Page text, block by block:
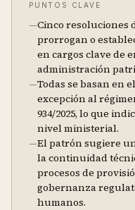
PUNTOS CLAVE
—Cinco resoluciones
prorrogan o
en cargos clave de
administración
—Todas se basan en
excepción al
934/2025, lo que
nivel ministerial.
—El patrón sugiere
la continuidad
procesos de
gobernanza
humanos.